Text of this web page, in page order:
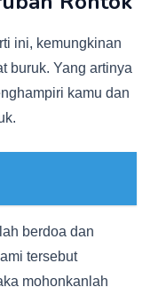
ini, kemungkinan
buruk. Yang artinya
kamu dan
berdoa dan
tersebut
mohonkanlah